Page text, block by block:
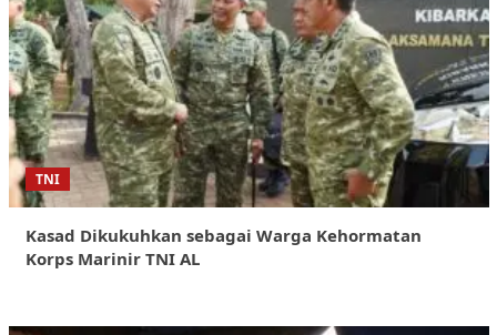
TNI
Kasad Dikukuhkan sebagai Warga Kehormatan
Korps Marinir TNI AL